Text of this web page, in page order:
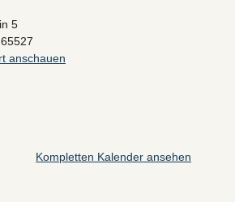
5
65527
anschauen
Kompletten Kalender ansehen